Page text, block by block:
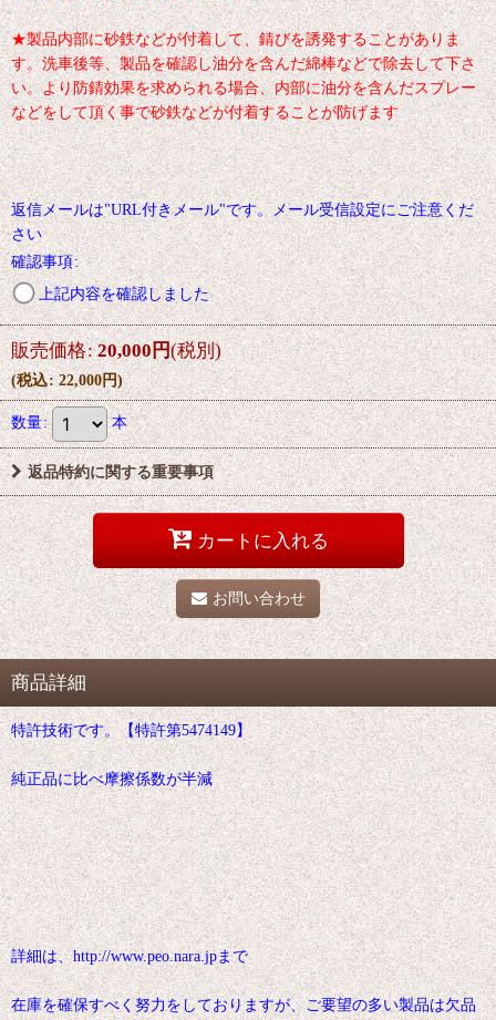
★製品内部に砂鉄などが付着して、錆びを誘発することがありま
す。洗車後等、製品を確認し油分を含んだ綿棒などで除去して下さ
い。より防錆効果を求められる場合、内部に油分を含んだスプレー
などをして頂く事で砂鉄などが付着することが防げます
返信メールは"URL付きメール"です。メール受信設定にご注意くだ
さい
確認事項:
上記内容を確認しました
販売価格: 20,000円(税別)
(税込: 22,000円)
数量: 本
返品特約に関する重要事項
カートに入れる
お問い合わせ
商品詳細
特許技術です。【特許第5474149】
純正品に比べ摩擦係数が半減
詳細は、http://www.peo.nara.jpまで
在庫を確保すべく努力をしておりますが、ご要望の多い製品は欠品